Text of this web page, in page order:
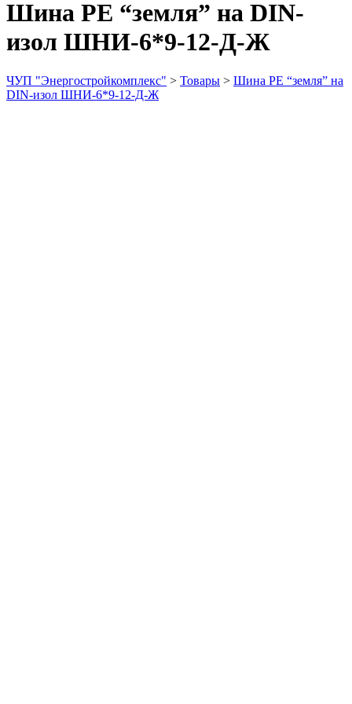
Шина PE “земля” на DIN-
изол ШНИ-6*9-12-Д-Ж
ЧУП "Энергостройкомплекс" > Товары > Шина PE “земля” на
DIN-изол ШНИ-6*9-12-Д-Ж